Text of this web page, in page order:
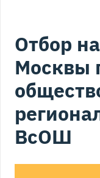
Отбор
Москвы
ВсОШ